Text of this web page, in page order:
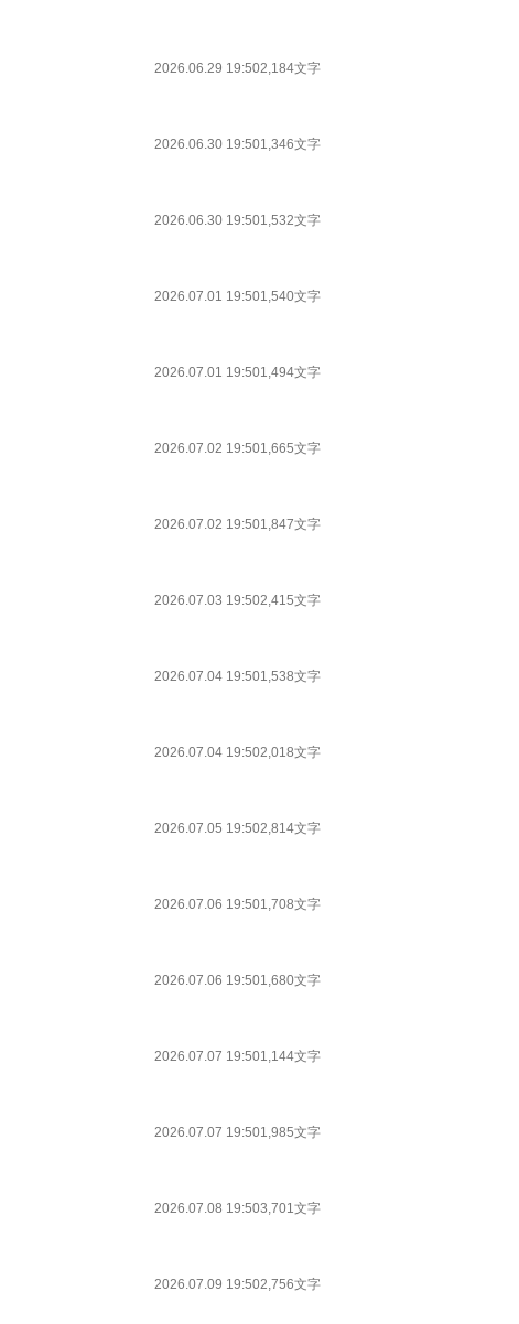
2026.06.29 19:502,184文字
2026.06.30 19:501,346文字
2026.06.30 19:501,532文字
2026.07.01 19:501,540文字
2026.07.01 19:501,494文字
2026.07.02 19:501,665文字
2026.07.02 19:501,847文字
2026.07.03 19:502,415文字
2026.07.04 19:501,538文字
2026.07.04 19:502,018文字
2026.07.05 19:502,814文字
2026.07.06 19:501,708文字
2026.07.06 19:501,680文字
2026.07.07 19:501,144文字
2026.07.07 19:501,985文字
2026.07.08 19:503,701文字
2026.07.09 19:502,756文字